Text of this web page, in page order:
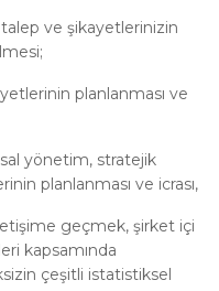
ve şikayetlerinizin
planlanması ve
yönetim, stratejik
planlanması ve icrası,
geçmek, şirket içi
kapsamında
çeşitli istatistiksel